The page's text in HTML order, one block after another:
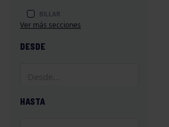
BILLAR
BOXEO
Ver más secciones
DESDE
HASTA